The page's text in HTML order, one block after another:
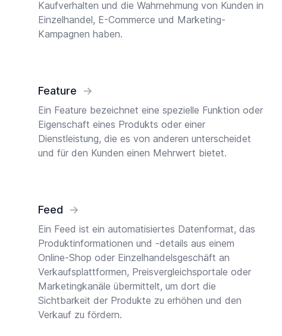
Kaufverhalten und die Wahrnehmung von Kunden in
Einzelhandel, E-Commerce und Marketing-
Kampagnen haben.
Feature →
Ein Feature bezeichnet eine spezielle Funktion oder
Eigenschaft eines Produkts oder einer
Dienstleistung, die es von anderen unterscheidet
und für den Kunden einen Mehrwert bietet.
Feed →
Ein Feed ist ein automatisiertes Datenformat, das
Produktinformationen und -details aus einem
Online-Shop oder Einzelhandelsgeschäft an
Verkaufsplattformen, Preisvergleichsportale oder
Marketingkanäle übermittelt, um dort die
Sichtbarkeit der Produkte zu erhöhen und den
Verkauf zu fördern.